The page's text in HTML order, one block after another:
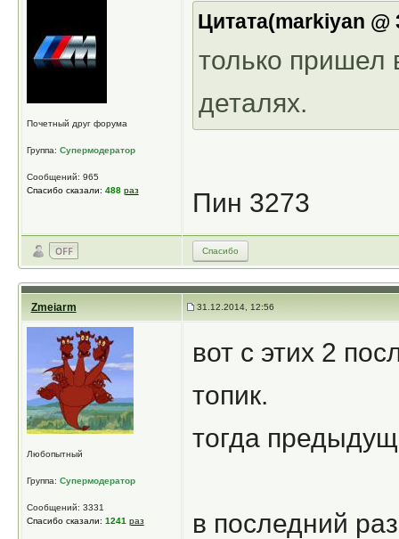
Почетный друг форума
Группа: Супермодератор
Сообщений: 965
Спасибо сказали: 488 раз
Цитата(markiyan @
только пришел
деталях.
Пин 3273
Спасибо
Zmeiarm 31.12.2014, 12:56
Любопытный
Группа: Супермодератор
Сообщений: 3331
Спасибо сказали: 1241 раз
вот с этих 2
топик.
тогда
в последний